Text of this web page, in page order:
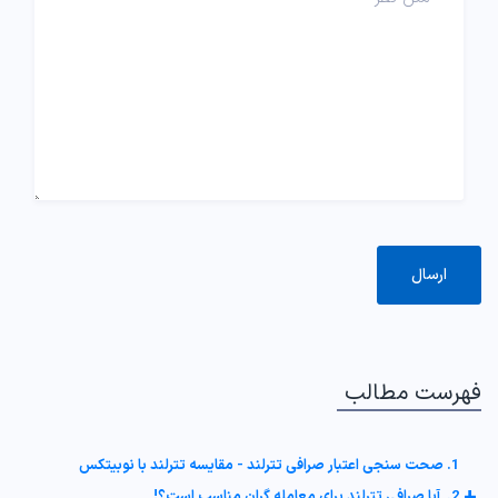
مطالب